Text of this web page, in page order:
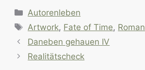
Kategorien
Autorenleben
Schlagwörter
Artwork, Fate of Time, Roman
Daneben gehauen IV
Realitätscheck